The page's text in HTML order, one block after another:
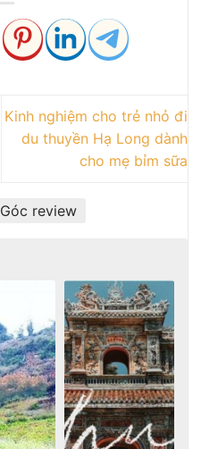
Kinh nghiệm cho trẻ nhỏ đi
du thuyền Hạ Long dành
cho mẹ bỉm sữa
Góc review